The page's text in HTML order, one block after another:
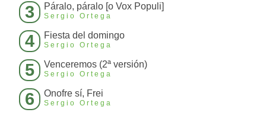
3 Páralo, páralo [o Vox Populi]
Sergio Ortega
4 Fiesta del domingo
Sergio Ortega
5 Venceremos (2ª versión)
Sergio Ortega
6 Onofre sí, Frei
Sergio Ortega